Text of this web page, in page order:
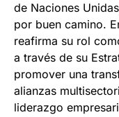
de Naciones
por buen camino.
reafirma su rol
a través de su
promover una
alianzas
liderazgo